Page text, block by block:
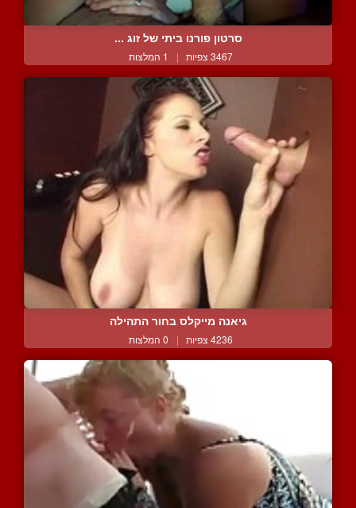
סרטון פורנו ביתי של זוג ...
3467 צפיות | 1 המלצות
גיאנה מייקלס בחור התהילה
4236 צפיות | 0 המלצות